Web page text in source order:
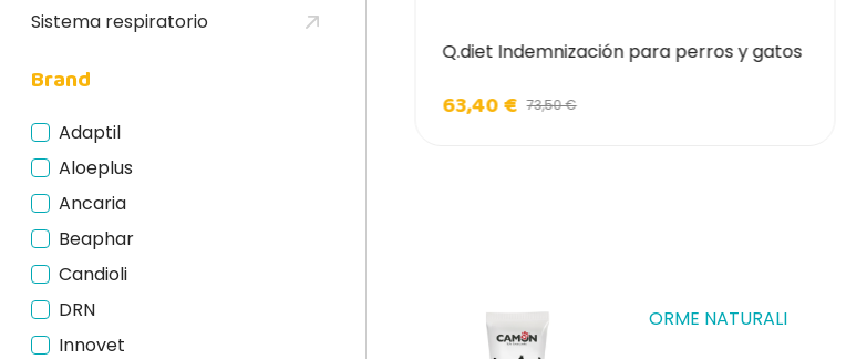
Sistema respiratorio
Brand
Adaptil
Aloeplus
Ancaria
Beaphar
Candioli
DRN
Innovet
Q.diet Indemnización para perros y gatos
63,40 € 73,50 €
ORME NATURALI